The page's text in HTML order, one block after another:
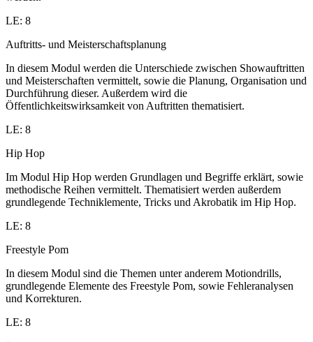
LE: 8
Auftritts- und Meisterschaftsplanung
In diesem Modul werden die Unterschiede zwischen Showauftritten
und Meisterschaften vermittelt, sowie die Planung, Organisation und
Durchführung dieser. Außerdem wird die
Öffentlichkeitswirksamkeit von Auftritten thematisiert.
LE: 8
Hip Hop
Im Modul Hip Hop werden Grundlagen und Begriffe erklärt, sowie
methodische Reihen vermittelt. Thematisiert werden außerdem
grundlegende Techniklemente, Tricks und Akrobatik im Hip Hop.
LE: 8
Freestyle Pom
In diesem Modul sind die Themen unter anderem Motiondrills,
grundlegende Elemente des Freestyle Pom, sowie Fehleranalysen
und Korrekturen.
LE: 8